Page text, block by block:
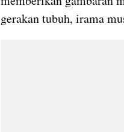
gerakan tubuh, irama